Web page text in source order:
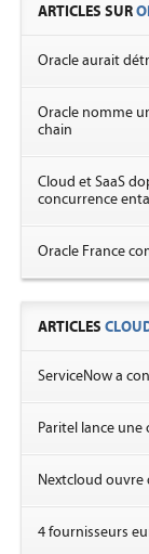
ARTICLES SUR
Oracle aurait
Oracle nomme
chain
Cloud et SaaS
concurrence
Oracle France
ARTICLES
ServiceNow a
Paritel lance une
Nextcloud ouvre
4 fournisseurs